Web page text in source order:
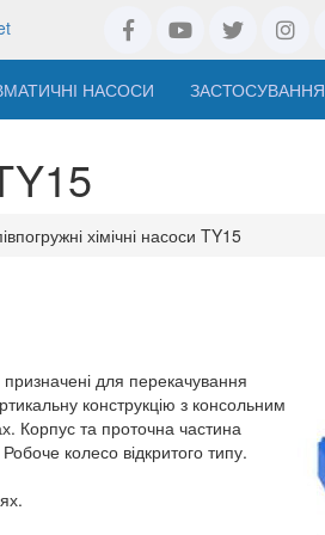
НАСОСИ ЗАСТОСУВАННЯ
хімічні насоси TY15
призначені для перекачування
конструкцію з консольним
Корпус та проточна частина
колесо відкритого типу.